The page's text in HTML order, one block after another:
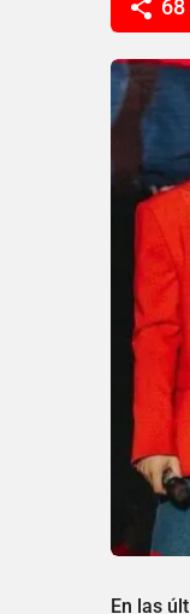
g
68
En las